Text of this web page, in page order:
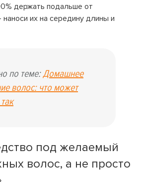
держать подальше от
их на середину длины и
по теме:Домашнее
волос: что может
под желаемый
волос, а не просто